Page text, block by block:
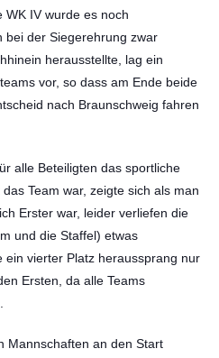
IV wurde es noch
bei der Siegerehrung zwar
herausstellte, lag ein
vor, so dass am Ende beide
nach Braunschweig fahren
alle Beteiligten das sportliche
Team war, zeigte sich als man
Erster war, leider verliefen die
und die Staffel) etwas
ein vierter Platz heraussprang nur
Ersten, da alle Teams
Mannschaften an den Start